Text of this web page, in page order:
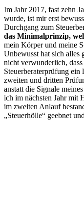
Im Jahr 2017, fast zehn
wurde, ist mir erst
Durchgang zum
das Minimalprinzip,
mein Körper und meine
Unbewusst hat sich alles
nicht verwunderlich,
Steuerberaterprüf­ung ein
zweiten und dritten
anstatt die Signale
ich im nächsten Jahr mit
im zweiten Anlauf
„Steuerhölle“ geebnet